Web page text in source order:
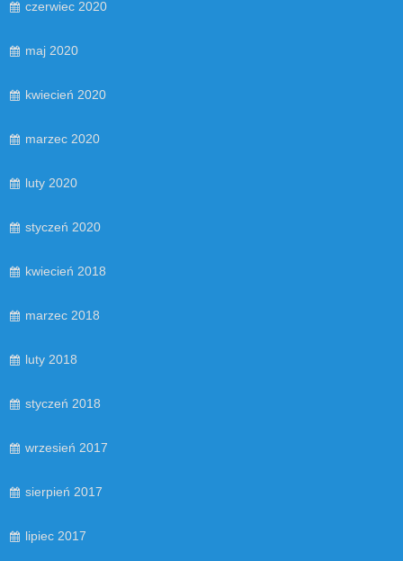
czerwiec 2020
maj 2020
kwiecień 2020
marzec 2020
luty 2020
styczeń 2020
kwiecień 2018
marzec 2018
luty 2018
styczeń 2018
wrzesień 2017
sierpień 2017
lipiec 2017